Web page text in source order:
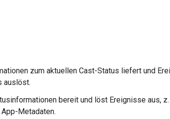
zum aktuellen Cast-Status liefert und
auslöst.
bereit und löst Ereignisse aus, z.
App-Metadaten.